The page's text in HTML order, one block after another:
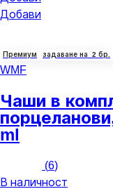
Добави
Премиум задаване на 2 бр.
WMF
Чаши в
ml
(6)
В наличност